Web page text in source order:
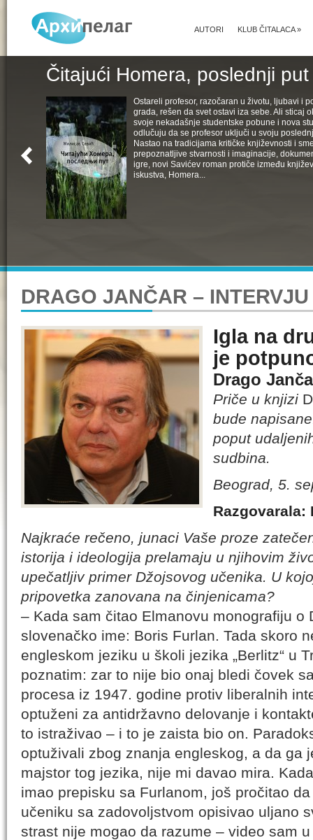
KLUB ČITALACA»
AUTORI
Čitajući Homera, poslednji put
Ostareli profesor, razočaran u životu, ljubavi i
grada, rešen da svet ostavi iza sebe. Ali sticaj
svoje nekadašnje studentske pobune i nova
odlučuju da se profesor uključi u svoju
Nastao na tradicijama kritičke književnosti i
prepoznatljive stvarnosti i imaginacije,
igre, novi Savićev roman protiče između
iskustva, Homera...
DRAGO JANČAR – INTERVJU
Igla na
je
Drago
Priče u knjizi
bude
poput
sudbina.
Beograd, 5.
Razgovarala:
Najkraće rečeno, junaci Vaše proze
istorija i ideologija prelamaju u njihovim
upečatljiv primer Džojsovog učenika. U
pripovetka zanovana na činjenicama?
– Kada sam čitao Elmanovu monografiju o
slovenačko ime: Boris Furlan. Tada skoro
engleskom jeziku u školi jezika „Berlitz“ u
poznatim: zar to nije bio onaj bledi čovek
procesa iz 1947. godine protiv liberalnih
optuženi za antidržavno delovanje i
to istraživao – i to je zaista bio on.
optuživali zbog znanja engleskog, a da ga
majstor tog jezika, nije mi davao mira.
imao prepisku sa Furlanom, još pročitao
učeniku sa zadovoljstvom opisivao uljano
strast nije mogao da razume – video sam